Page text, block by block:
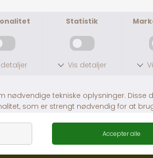
Guldhamster
DKK 299,00